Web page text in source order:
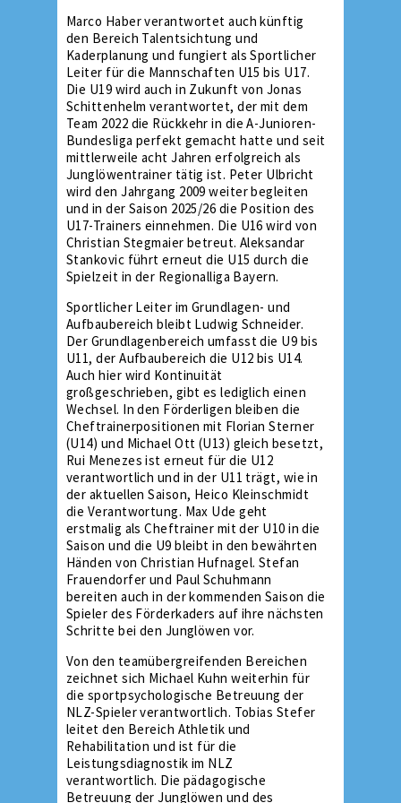
Marco Haber verantwortet auch künftig
den Bereich Talentsichtung und
Kaderplanung und fungiert als Sportlicher
Leiter für die Mannschaften U15 bis U17.
Die U19 wird auch in Zukunft von Jonas
Schittenhelm verantwortet, der mit dem
Team 2022 die Rückkehr in die A-Junioren-
Bundesliga perfekt gemacht hatte und seit
mittlerweile acht Jahren erfolgreich als
Junglöwentrainer tätig ist. Peter Ulbricht
wird den Jahrgang 2009 weiter begleiten
und in der Saison 2025/26 die Position des
U17-Trainers einnehmen. Die U16 wird von
Christian Stegmaier betreut. Aleksandar
Stankovic führt erneut die U15 durch die
Spielzeit in der Regionalliga Bayern.
Sportlicher Leiter im Grundlagen- und
Aufbaubereich bleibt Ludwig Schneider.
Der Grundlagenbereich umfasst die U9 bis
U11, der Aufbaubereich die U12 bis U14.
Auch hier wird Kontinuität
großgeschrieben, gibt es lediglich einen
Wechsel. In den Förderligen bleiben die
Cheftrainerpositionen mit Florian Sterner
(U14) und Michael Ott (U13) gleich besetzt,
Rui Menezes ist erneut für die U12
verantwortlich und in der U11 trägt, wie in
der aktuellen Saison, Heico Kleinschmidt
die Verantwortung. Max Ude geht
erstmalig als Cheftrainer mit der U10 in die
Saison und die U9 bleibt in den bewährten
Händen von Christian Hufnagel. Stefan
Frauendorfer und Paul Schuhmann
bereiten auch in der kommenden Saison die
Spieler des Förderkaders auf ihre nächsten
Schritte bei den Junglöwen vor.
Von den teamübergreifenden Bereichen
zeichnet sich Michael Kuhn weiterhin für
die sportpsychologische Betreuung der
NLZ-Spieler verantwortlich. Tobias Stefer
leitet den Bereich Athletik und
Rehabilitation und ist für die
Leistungsdiagnostik im NLZ
verantwortlich. Die pädagogische
Betreuung der Junglöwen und des